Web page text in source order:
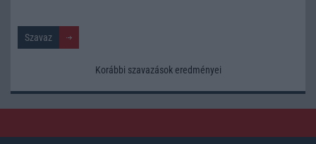
Korábbi szavazások eredményei